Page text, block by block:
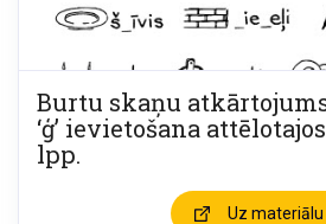
Burtu skaņu
‘ģ’ ievietošana
lpp.
Uz materiālu